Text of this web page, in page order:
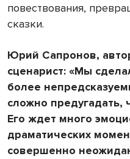
повествования,
сказки.
Юрий Сапронов,
сценарист: «Мы
более
сложно предугадать,
Его ждет много
драматических
совершенно